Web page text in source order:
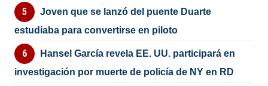
Joven que se lanzó del puente Duarte
estudiaba para convertirse en piloto
Hansel García revela EE. UU. participará en
investigación por muerte de policía de NY en RD